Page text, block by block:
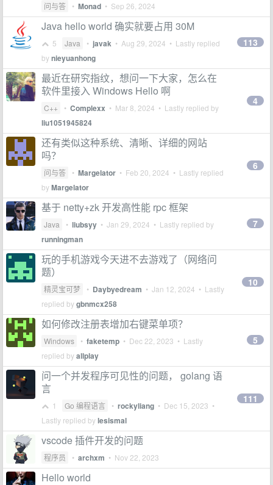
问与答 • Monad • Sep 26, 2024
Java hello world 确实就要占用 30M
5 Java • javak • Aug 29, 2024 • Lastly replied
bynieyuanhong
113
最近在研究指纹，想问一下大家，怎么在
软件里接入 Windows Hello 啊
C++ • Complexx • Mar 8, 2024 • Lastly replied by
liu1051945824
4
还有类似这种系统、清晰、详细的网站
吗？
问与答 • Margelator • Feb 20, 2024 • Lastly replied
byMargelator
6
基于 netty+zk 开发高性能 rpc 框架
Java • liubsyy • Jan 29, 2024 • Lastly replied by
runningman
7
玩的手机游戏今天进不去游戏了（网络问
题）
精灵宝可梦 • Daybyedream • Jan 12, 2024 • Lastly
replied bygbnmcx258
10
如何修改注册表增加右键菜单项？
Windows • faketemp • Dec 22, 2023 • Lastly
replied byallplay
5
问一个并发程序可见性的问题， golang 语
言
1 Go 编程语言 • rockyliang • Dec 15, 2023 •
Lastly replied bylesismal
111
vscode 插件开发的问题
程序员 • archxm • Nov 22, 2023
Hello world